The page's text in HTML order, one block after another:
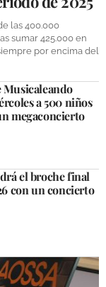
las 400.000
sumar 425.000 en
por encima del
Musicaleando
a 500 niños
megaconcierto
el broche final
con un concierto